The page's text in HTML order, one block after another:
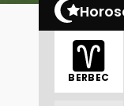
BERBEC